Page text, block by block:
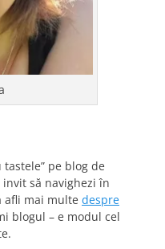
tastele” pe blog de
invit să navighezi în
afli mai multe despre
blogul – e modul cel